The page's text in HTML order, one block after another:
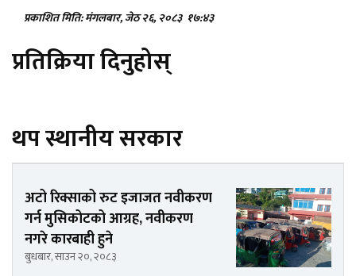
प्रकाशित मिति: मंगलबार, जेठ २६, २०८३ १७:४३
प्रतिक्रिया दिनुहोस्
थप स्थानीय सरकार
अटो रिक्साको रुट इजाजत नवीकरण
गर्न मुसिकोटको आग्रह, नवीकरण
नगरे कारबाही हुने
बुधबार, साउन २०, २०८३